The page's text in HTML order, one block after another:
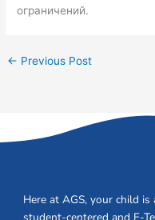
ограничений.
← Previous Post
Here at AGS, your child